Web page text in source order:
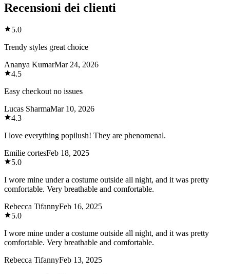
Recensioni dei clienti
5.0
Trendy styles great choice
Ananya KumarMar 24, 2026
4.5
Easy checkout no issues
Lucas SharmaMar 10, 2026
4.3
I love everything popilush! They are phenomenal.
Emilie cortesFeb 18, 2025
5.0
I wore mine under a costume outside all night, and it was pretty
comfortable. Very breathable and comfortable.
Rebecca TifannyFeb 16, 2025
5.0
I wore mine under a costume outside all night, and it was pretty
comfortable. Very breathable and comfortable.
Rebecca TifannyFeb 13, 2025